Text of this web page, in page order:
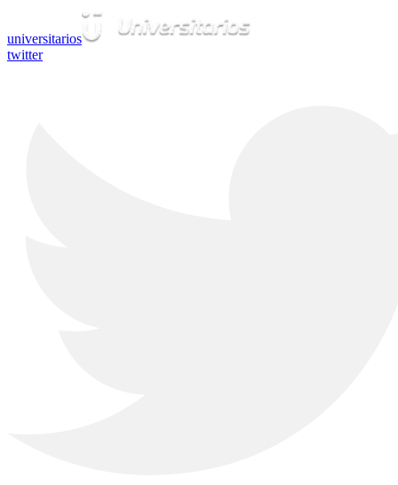
universitarios
twitter